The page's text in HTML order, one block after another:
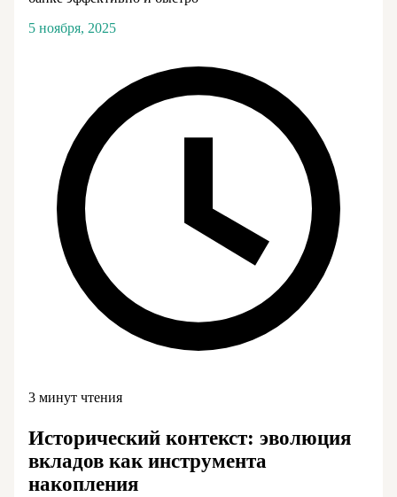
5 ноября, 2025
3 минут чтения
Исторический контекст: эволюция
вкладов как инструмента
накопления